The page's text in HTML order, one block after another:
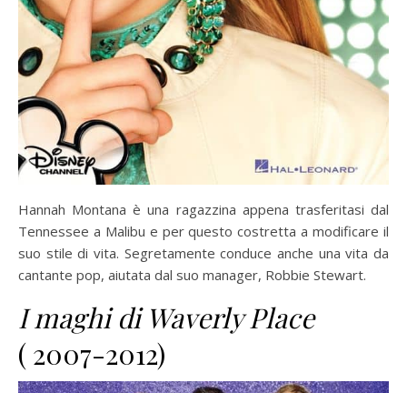
Hannah Montana è una ragazzina appena trasferitasi dal
Tennessee a Malibu e per questo costretta a modificare il
suo stile di vita. Segretamente conduce anche una vita da
cantante pop, aiutata dal suo manager, Robbie Stewart.
I maghi di Waverly Place
( 2007-2012)